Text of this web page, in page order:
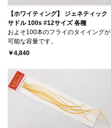
【ホワイティング】 ジェネティック
サドル 100s #12サイズ 各種
およそ100本のフライのタイイングが
可能な容量です。
￥4,840